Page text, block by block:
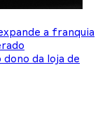
a franquia
da loja de